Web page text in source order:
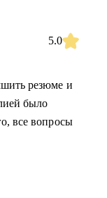
5.0
резюме и
было
все вопросы